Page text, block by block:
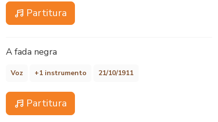
Partitura
A fada negra
Voz +1 instrumento 21/10/1911
Partitura